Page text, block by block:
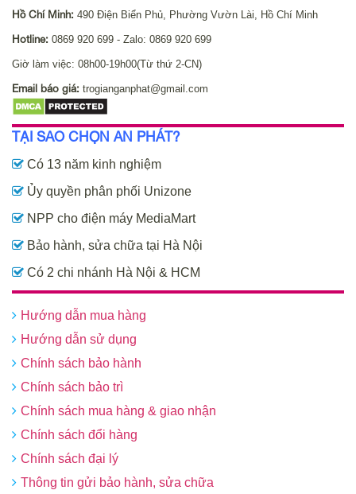
Hồ Chí Minh: 490 Điện Biển Phủ, Phường Vườn Lài, Hồ Chí Minh
Hotline: 0869 920 699 - Zalo: 0869 920 699
Giờ làm việc: 08h00-19h00(Từ thứ 2-CN)
Email báo giá: trogianganphat@gmail.com
TẠI SAO CHỌN AN PHÁT?
Có 13 năm kinh nghiệm
Ủy quyền phân phối Unizone
NPP cho điện máy MediaMart
Bảo hành, sửa chữa tại Hà Nội
Có 2 chi nhánh Hà Nội & HCM
Hướng dẫn mua hàng
Hướng dẫn sử dụng
Chính sách bảo hành
Chính sách bảo trì
Chính sách mua hàng & giao nhận
Chính sách đổi hàng
Chính sách đại lý
Thông tin gửi bảo hành, sửa chữa